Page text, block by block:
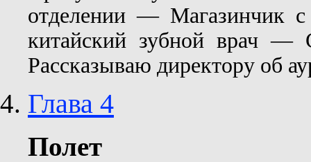
отделении — Магазинчик
китайский зубной врач
Рассказываю директору об
Глава 4
Полет